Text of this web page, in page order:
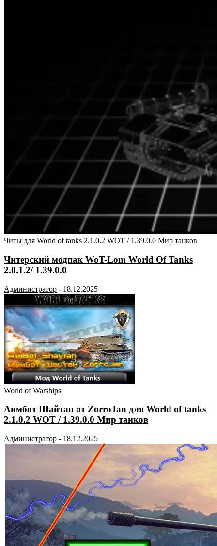
Читы для World of tanks 2.1.0.2 WOT / 1.39.0.0 Мир танков
Читерский модпак WoT-Lom World Of Tanks
2.0.1.2/ 1.39.0.0
Администратор - 18.12.2025
World of Warships
Аимбот Шайтан от ZorroJan для World of tanks
2.1.0.2 WOT / 1.39.0.0 Мир танков
Администратор - 18.12.2025